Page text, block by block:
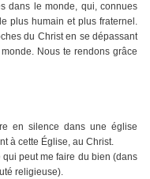
dans le monde, qui, connues
plus humain et plus fraternel.
du Christ en se dépassant
Nous te rendons grâce
en silence dans une église
à cette Église, au Christ.
peut me faire du bien (dans
religieuse).